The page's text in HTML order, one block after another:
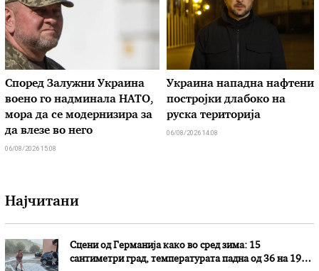
Според Залужни Украина
воено го надминала НАТО,
мора да се модернизира за
да влезе во него
06/08/2026 15:08
Украина нападна нафтени
постројки длабоко на
руска територија
06/08/2026 14:08
Најчитани
Сцени од Германија како во сред зима: 15
сантиметри град, температурата падна од 36 на 19